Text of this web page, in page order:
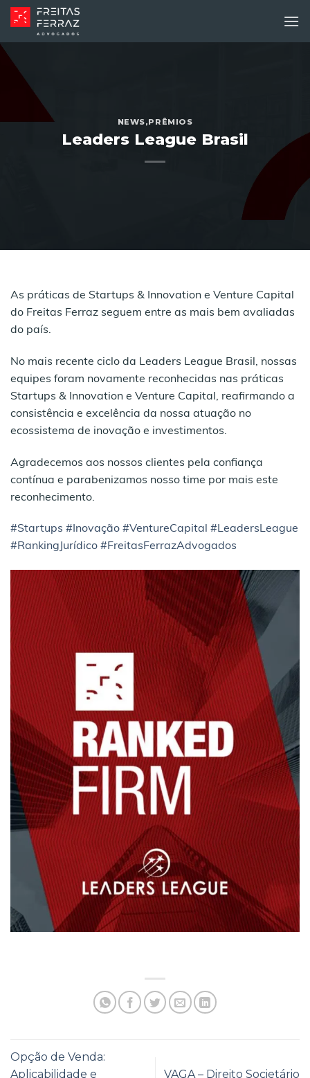
Skip
to
content
NEWS,PRÊMIOS
Leaders League Brasil
As práticas de Startups & Innovation e Venture Capital
do Freitas Ferraz seguem entre as mais bem avaliadas
do país.
No mais recente ciclo da Leaders League Brasil, nossas
equipes foram novamente reconhecidas nas práticas
Startups & Innovation e Venture Capital, reafirmando a
consistência e excelência da nossa atuação no
ecossistema de inovação e investimentos.
Agradecemos aos nossos clientes pela confiança
contínua e parabenizamos nosso time por mais este
reconhecimento.
#Startups #Inovação #VentureCapital #LeadersLeague
#RankingJurídico #FreitasFerrazAdvogados
Opção de Venda:
Aplicabilidade e
VAGA – Direito Societário